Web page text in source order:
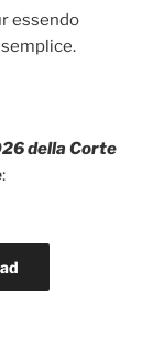
essendo
della Corte
: